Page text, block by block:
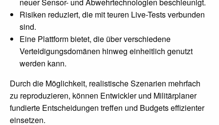
Risiken reduziert, die mit teuren Live-Tests verbunden
sind.
Eine Plattform bietet, die über verschiedene
Verteidigungsdomänen hinweg einheitlich genutzt
werden kann.
Durch die Möglichkeit, realistische Szenarien mehrfach
zu reproduzieren, können Entwickler und Militärplaner
fundierte Entscheidungen treffen und Budgets effizienter
einsetzen.